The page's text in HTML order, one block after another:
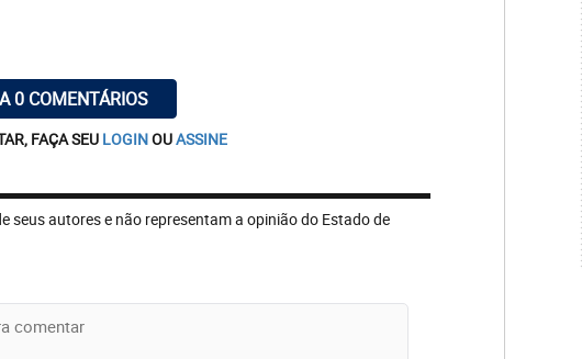
0 COMENTÁRIOS
FAÇA SEU LOGINOUASSINE
seus autores e não representam a opinião do Estado de